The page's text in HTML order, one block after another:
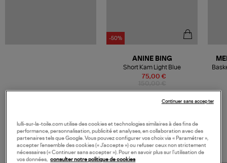
-50%
75,00 €
ANINE BING
Short Kam Light Blue
VOS DERNIERS PRODUITS VUS
lulli-sur-la-toile.com utilise des cookies et technologies similaires à des fins de
performance, personnalisation, publicité et analyses, en collaboration avec des
partenaires tels que Google. Vous pouvez configurer vos choix via « Paramétrer »,
accepter l’ensemble des cookies (« J’accepte ») ou refuser ceux non strictement
nécessaires (« Continuer sans accepter »). Pour en savoir plus sur l’utilisation de
vos données, consulter notre politique de cookies
Continuer sans accepter